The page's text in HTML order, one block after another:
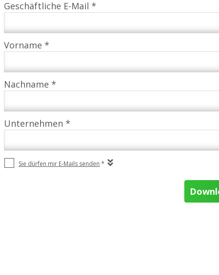
Geschäftliche E-Mail *
Vorname *
Nachname *
Unternehmen *
Sie dürfen mir E-Mails senden *